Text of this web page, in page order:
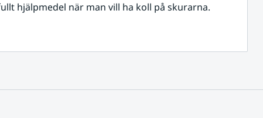
hjälpmedel när man vill ha koll på skurarna.